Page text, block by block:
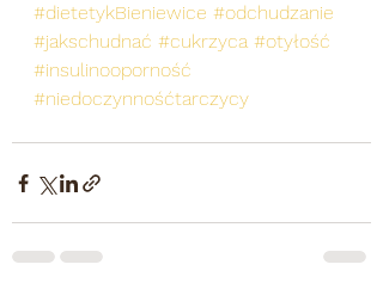
#dietetykBieniewice #odchudzanie
#jakschudnać #cukrzyca #otyłość
#insulinooporność
#niedoczynnośćtarczycy